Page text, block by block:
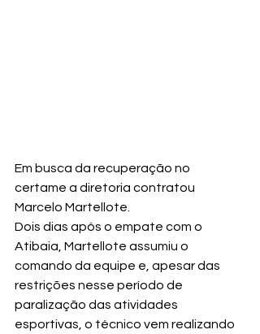
Em busca da recuperação no
certame a diretoria contratou
Marcelo Martellote.
Dois dias após o empate com o
Atibaia, Martellote assumiu o
comando da equipe e, apesar das
restrições nesse período de
paralização das atividades
esportivas, o técnico vem realizando